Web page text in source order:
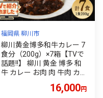
福岡県 柳川市
柳川黄金博多和牛カレー 7
食分（200g）×7箱【TVで
話題!!】 柳川 黄金 博多 和
牛 カレー お肉 肉 牛肉 カ
ー 国産 200g 7箱16,000円